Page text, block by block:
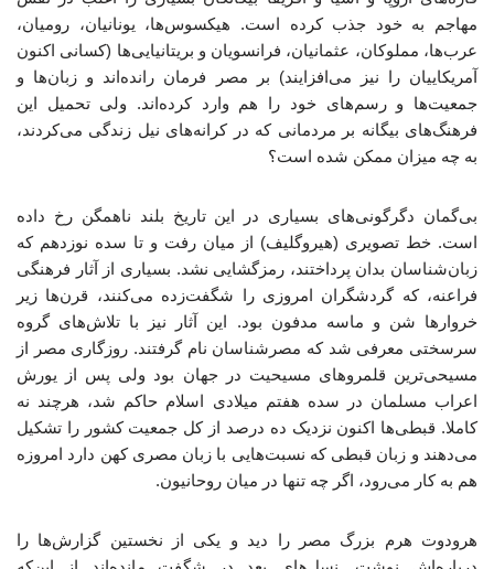
مهاجم به خود جذب کرده است. هیکسوس‌ها، یونانیان، رومیان،
عرب‌ها، مملوکان، عثمانیان، فرانسویان و بریتانیایی‌ها (کسانی اکنون
آمریکاییان را نیز می‌افزایند) بر مصر فرمان رانده‌اند و زبان‌ها و
جمعیت‌ها و رسم‌های خود را هم وارد کرده‌اند. ولی تحمیل این
فرهنگ‌های بیگانه بر مردمانی که در کرانه‌های نیل زندگی می‌کردند،
به چه میزان ممکن شده است؟
بی‌گمان دگرگونی‌های بسیاری در این تاریخ بلند ناهمگن رخ داده
است. خط تصویری (هیروگلیف) از میان رفت و تا سده نوزدهم که
زبان‌شناسان بدان پرداختند، رمزگشایی نشد. بسیاری از آثار فرهنگی
فراعنه، که گردشگران امروزی را شگفت‌زده می‌کنند، قرن‌ها زیر
خروارها شن و ماسه مدفون بود. این آثار نیز با تلاش‌های گروه
سرسختی معرفی شد که مصرشناسان نام گرفتند. روزگاری مصر از
مسیحی‌ترین قلمروهای مسیحیت در جهان بود ولی پس از یورش
اعراب مسلمان در سده هفتم میلادی اسلام حاکم شد، هرچند نه
کاملا. قبطی‌ها اکنون نزدیک ده درصد از کل جمعیت کشور را تشکیل
می‌دهند و زبان قبطی که نسبت‌هایی با زبان مصری کهن دارد امروزه
هم به کار می‌رود، اگر چه تنها در میان روحانیون.
هرودوت هرم بزرگ مصر را دید و یکی از نخستین گزارش‌ها را